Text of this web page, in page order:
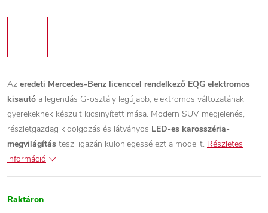
Az eredeti Mercedes-Benz licenccel rendelkező EQG elektromos
kisautó a legendás G-osztály legújabb, elektromos változatának
gyerekeknek készült kicsinyített mása. Modern SUV megjelenés,
részletgazdag kidolgozás és látványos LED-es karosszéria-
megvilágítás teszi igazán különlegessé ezt a modellt. Részletes
információ
Raktáron